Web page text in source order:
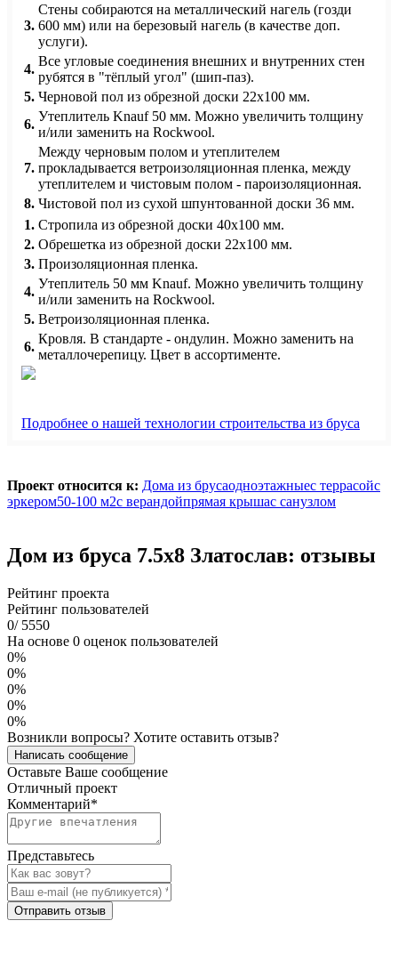
3.
Стены собираются на металлический нагель (гозди
600 мм) или на березовый нагель (в качестве доп.
услуги).
4.
Все угловые соединения внешних и внутренних стен
рубятся в "тёплый угол" (шип-паз).
5. Черновой пол из обрезной доски 22х100 мм.
6.
Утеплитель Knauf 50 мм. Можно увеличить толщину
и/или заменить на Rockwool.
7.
Между черновым полом и утеплителем
прокладывается ветроизоляционная пленка, между
утеплителем и чистовым полом - пароизоляционная.
8. Чистовой пол из сухой шпунтованной доски 36 мм.
1. Стропила из обрезной доски 40х100 мм.
2. Обрешетка из обрезной доски 22х100 мм.
3. Произоляционная пленка.
4.
Утеплитель 50 мм Knauf. Можно увеличить толщину
и/или заменить на Rockwool.
5. Ветроизоляционная пленка.
6.
Кровля. В стандарте - ондулин. Можно заменить на
металлочерепицу. Цвет в ассортименте.
Подробнее о нашей технологии строительства из бруса
Проект относится к: Дома из брусаодноэтажныес террасойс
эркером50-100 м2с верандойпрямая крышас санузлом
Дом из бруса 7.5х8 Златослав: отзывы
Рейтинг проекта
Рейтинг пользователей
0/5550
На основе 0 оценок пользователей
0%
0%
0%
0%
0%
Возникли вопросы? Хотите оставить отзыв?
Написать сообщение
Оставьте Ваше сообщение
Отличный проект
Комментарий*
Представьтесь
Отправить отзыв